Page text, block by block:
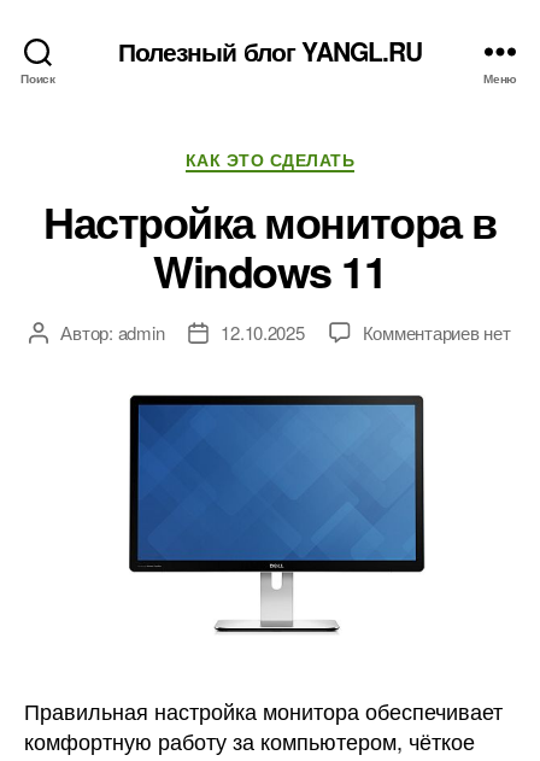
Поиск
Полезный блог YANGL.RU
Меню
Рубрики
КАК ЭТО СДЕЛАТЬ
Настройка монитора в
Windows 11
АвторАвтор: admin
Дата12.10.2025 Комментариевк
нет
Правильная настройка монитора обеспечивает
комфортную работу за компьютером, чёткое